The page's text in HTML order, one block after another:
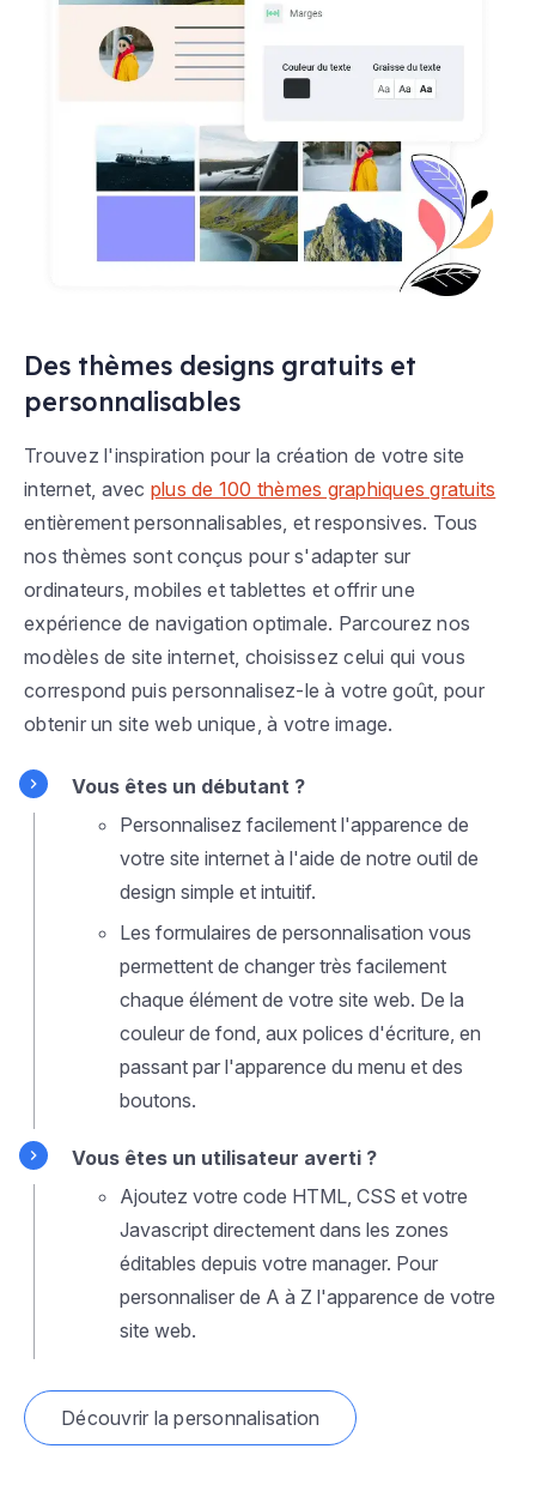
Des thèmes designs gratuits et
personnalisables
Trouvez l'inspiration pour la création de votre site
internet, avec plus de 100 thèmes graphiques gratuits
entièrement personnalisables, et responsives. Tous
nos thèmes sont conçus pour s'adapter sur
ordinateurs, mobiles et tablettes et offrir une
expérience de navigation optimale. Parcourez nos
modèles de site internet, choisissez celui qui vous
correspond puis personnalisez-le à votre goût, pour
obtenir un site web unique, à votre image.
Vous êtes un débutant ?
Personnalisez facilement l'apparence de
votre site internet à l'aide de notre outil de
design simple et intuitif.
Les formulaires de personnalisation vous
permettent de changer très facilement
chaque élément de votre site web. De la
couleur de fond, aux polices d'écriture, en
passant par l'apparence du menu et des
boutons.
Vous êtes un utilisateur averti ?
Ajoutez votre code HTML, CSS et votre
Javascript directement dans les zones
éditables depuis votre manager. Pour
personnaliser de A à Z l'apparence de votre
site web.
Découvrir la personnalisation